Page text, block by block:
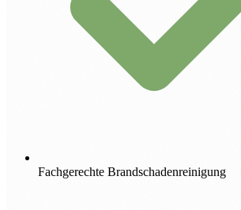
Fachgerechte Brandschadenreinigung